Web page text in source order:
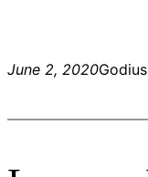
June 2, 2020